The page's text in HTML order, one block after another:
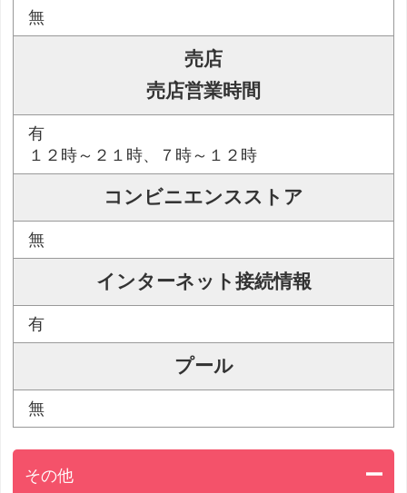
無
売店
売店営業時間
有
１２時～２１時、７時～１２時
コンビニエンスストア
無
インターネット接続情報
有
プール
無
その他